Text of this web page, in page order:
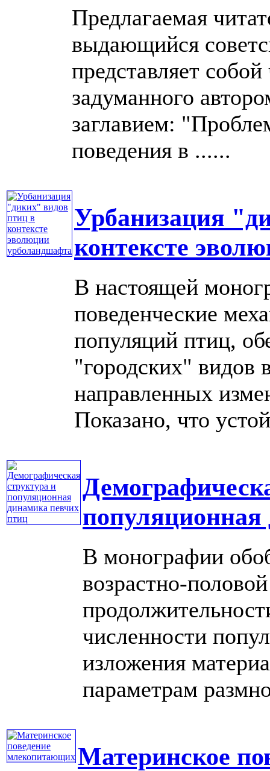
Предлагаемая
выдающийся
представляет
задуманного
заглавием:
поведения в ......
Урбанизация
контексте
В настоящей
поведенческие
популяций птиц,
"городских" видов
направленных
Показано, что
В монографии
возрастно-
численности
изложения
параметрам
Материнское